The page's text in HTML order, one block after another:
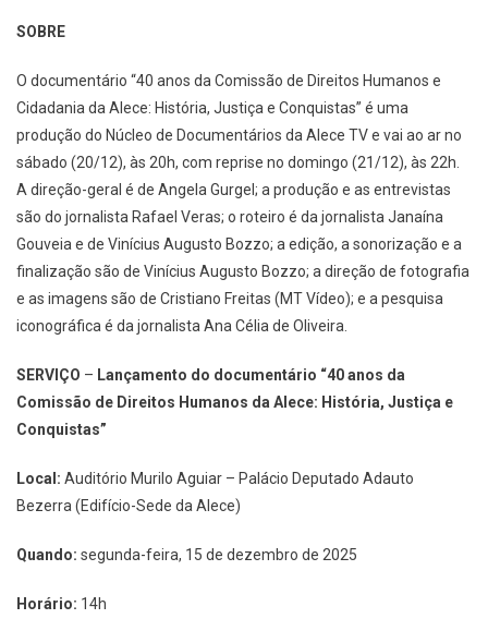
SOBRE
O documentário “40 anos da Comissão de Direitos Humanos e
Cidadania da Alece: História, Justiça e Conquistas” é uma
produção do Núcleo de Documentários da Alece TV e vai ao ar no
sábado (20/12), às 20h, com reprise no domingo (21/12), às 22h.
A direção-geral é de Angela Gurgel; a produção e as entrevistas
são do jornalista Rafael Veras; o roteiro é da jornalista Janaína
Gouveia e de Vinícius Augusto Bozzo; a edição, a sonorização e a
finalização são de Vinícius Augusto Bozzo; a direção de fotografia
e as imagens são de Cristiano Freitas (MT Vídeo); e a pesquisa
iconográfica é da jornalista Ana Célia de Oliveira.
SERVIÇO – Lançamento do documentário “40 anos da
Comissão de Direitos Humanos da Alece: História, Justiça e
Conquistas”
Local: Auditório Murilo Aguiar – Palácio Deputado Adauto
Bezerra (Edifício-Sede da Alece)
Quando: segunda-feira, 15 de dezembro de 2025
Horário: 14h